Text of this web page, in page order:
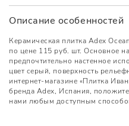
Описание особенностей
Керамическая плитка Adex
по цене 115 руб. шт. Основное
предпочтительно настенное
цвет серый, поверхность
интернет-магазине «Плитка
бренда Adex, Испания,
нами любым доступным